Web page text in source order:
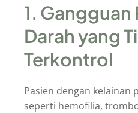
1.
Darah yang
Terkontrol
Pasien dengan kelainan
seperti hemofilia,